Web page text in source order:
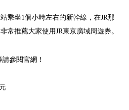
乘坐1個小時左右的新幹線，在JR那
常推薦大家使用JR東京廣域周遊券。
參閱官網！